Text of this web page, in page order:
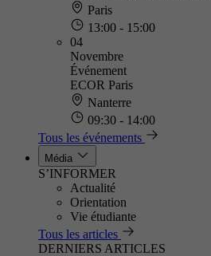
Paris
13:00 - 15:00
04
Novembre
Événement
ECOR Paris
Nanterre
09:30 - 14:00
Tous les événements
Média
S’INFORMER
Actualité
Orientation
Vie étudiante
Tous les articles
DERNIERS ARTICLES